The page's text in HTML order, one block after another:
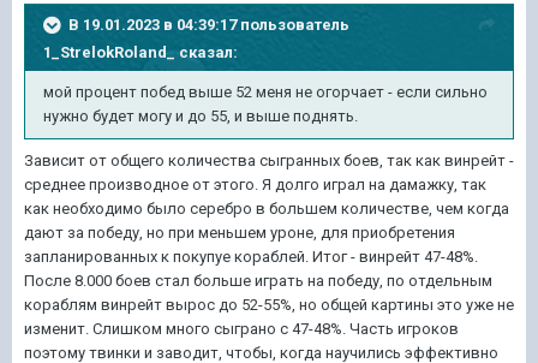
В 19.01.2023 в 04:39:17 пользователь
1_StrelokRoland_сказал:
мой процент побед выше 52 меня не огорчает - если сильно
нужно будет могу и до 55, и выше поднять.
Зависит от общего количества сыгранных боев, так как винрейт -
среднее производное от этого. Я долго играл на дамажку, так
как необходимо было серебро в большем количестве, чем когда
дают за победу, но при меньшем уроне, для приобретения
запланированных к покупуе кораблей. Итог - винрейт 47-48%.
После 8.000 боев стал больше играть на победу, по отдельным
кораблям винрейт вырос до 52-55%, но общей картины это уже не
изменит. Слишком много сыграно с 47-48%. Часть игроков
поэтому твинки и заводит, чтобы, когда научились эффективно